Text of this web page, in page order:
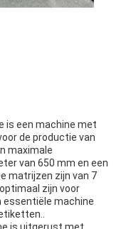
is een machine met
de productie van
maximale
van 650 mm en een
matrijzen zijn van 7
zijn voor
essentiële machine